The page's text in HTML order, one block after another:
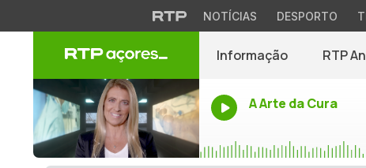
NOTÍCIAS DESPORTO
Informação RTP
A Arte da Cura